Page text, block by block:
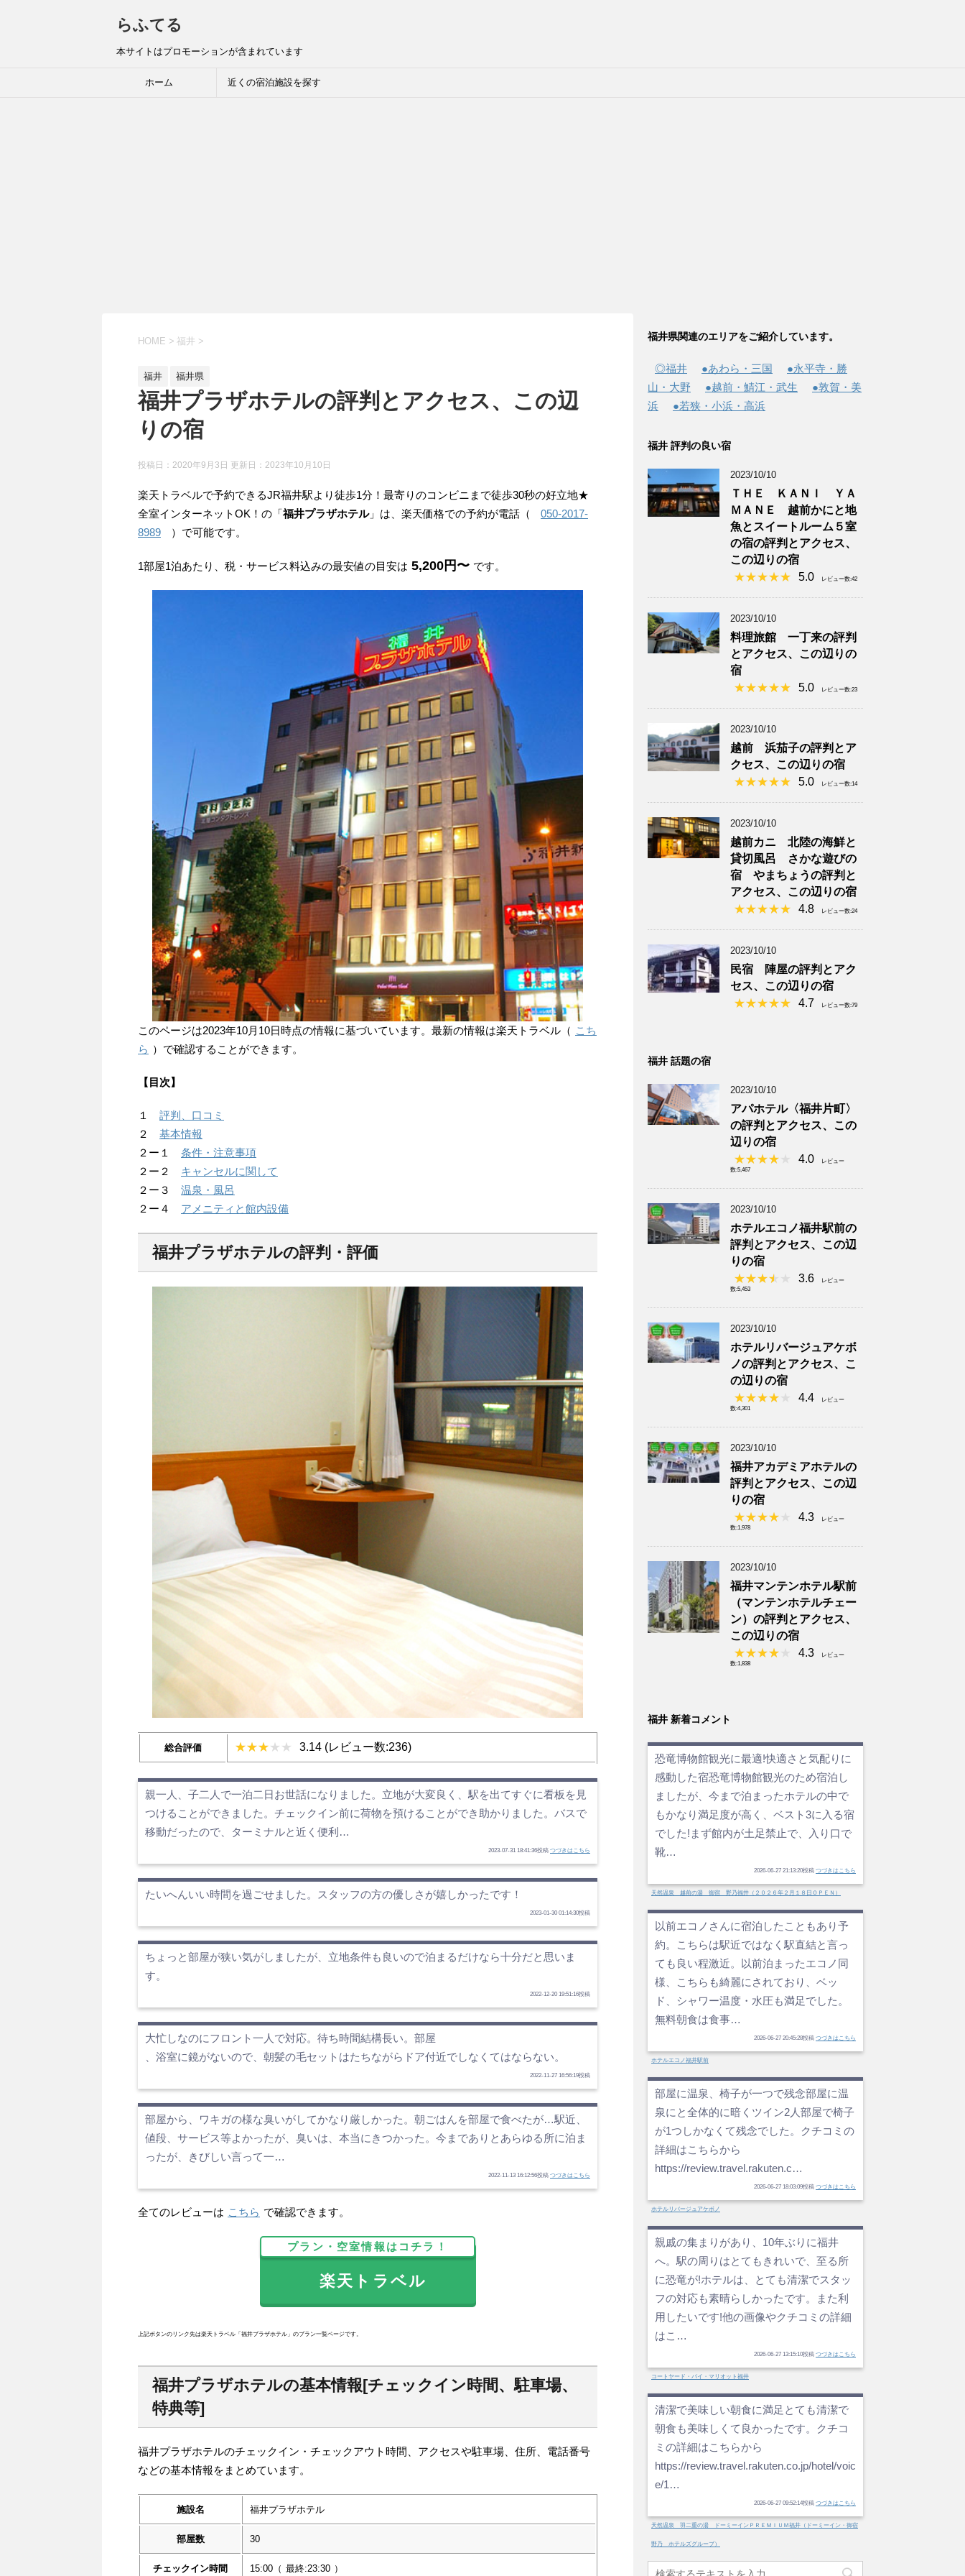
らふてる
本サイトはプロモーションが含まれています
ホーム 近くの宿泊施設を探す
HOME > 福井 >
福井 福井県
福井プラザホテルの評判とアクセス、この辺
りの宿
投稿日：2020年9月3日 更新日： 2023年10月10日
楽天トラベルで予約できるJR福井駅より徒歩1分！最寄りのコンビニまで徒歩30秒の好立地★
全室インターネットOK！の「福井プラザホテル」は、楽天価格での予約が電話（
050-2017-
8989
）で可能です。
1部屋1泊あたり、税・サービス料込みの最安値の目安は 5,200円〜 です。
このページは2023年10月10日時点の情報に基づいています。最新の情報は楽天トラベル（ こち
ら ）で確認することができます。
【目次】
１ 評判、口コミ
２ 基本情報
２ー１ 条件・注意事項
２ー２ キャンセルに関して
２ー３ 温泉・風呂
２ー４ アメニティと館内設備
福井プラザホテルの評判・評価
総合評価 3.14 (レビュー数:236)
親一人、子二人で一泊二日お世話になりました。立地が大変良く、駅を出てすぐに看板を見
つけることができました。チェックイン前に荷物を預けることができ助かりました。バスで
移動だったので、ターミナルと近く便利…
2023-07-31 18:41:36投稿 つづきはこちら
たいへんいい時間を過ごせました。スタッフの方の優しさが嬉しかったです！
2023-01-30 01:14:30投稿
ちょっと部屋が狭い気がしましたが、立地条件も良いので泊まるだけなら十分だと思いま
す。
2022-12-20 19:51:16投稿
大忙しなのにフロント一人で対応。待ち時間結構長い。部屋
、浴室に鏡がないので、朝髪の毛セットはたちながらドア付近でしなくてはならない。
2022-11-27 16:56:19投稿
部屋から、ワキガの様な臭いがしてかなり厳しかった。朝ごはんを部屋で食べたが…駅近、
値段、サービス等よかったが、臭いは、本当にきつかった。今までありとあらゆる所に泊ま
ったが、きびしい言って一…
2022-11-13 16:12:56投稿 つづきはこちら
全てのレビューは こちら で確認できます。
プラン・空室情報はコチラ！
楽天トラベル
上記ボタンのリンク先は楽天トラベル「福井プラザホテル」のプラン一覧ページです。
福井プラザホテルの基本情報[チェックイン時間、駐車場、
特典等]
福井プラザホテルのチェックイン・チェックアウト時間、アクセスや駐車場、住所、電話番号
などの基本情報をまとめています。
施設名 福井プラザホテル
部屋数 30
チェックイン時間 15:00 （ 最終:23:30 ）
福井県関連のエリアをご紹介しています。
◎福井 ●あわら・三国
●永平寺・勝
山・大野
●越前・鯖江・武生
●敦賀・美
浜
●若狭・小浜・高浜
福井 評判の良い宿
2023/10/10
ＴＨＥ ＫＡＮＩ ＹＡ
ＭＡＮＥ 越前かにと地
魚とスイートルーム５室
の宿の評判とアクセス、
この辺りの宿
5.0
レビュー数:42
2023/10/10
料理旅館 一丁来の評判
とアクセス、この辺りの
宿
5.0
レビュー数:23
2023/10/10
越前 浜茄子の評判とア
クセス、この辺りの宿
5.0
レビュー数:14
2023/10/10
越前カニ 北陸の海鮮と
貸切風呂 さかな遊びの
宿 やまちょうの評判と
アクセス、この辺りの宿
4.8
レビュー数:24
2023/10/10
民宿 陣屋の評判とアク
セス、この辺りの宿
4.7
レビュー数:79
福井 話題の宿
2023/10/10
アパホテル〈福井片町〉
の評判とアクセス、この
辺りの宿
4.0
レビュー
数:5,467
2023/10/10
ホテルエコノ福井駅前の
評判とアクセス、この辺
りの宿
3.6
レビュー
数:5,453
2023/10/10
ホテルリバージュアケボ
ノの評判とアクセス、こ
の辺りの宿
4.4
レビュー
数:4,301
2023/10/10
福井アカデミアホテルの
評判とアクセス、この辺
りの宿
4.3
レビュー
数:1,978
2023/10/10
福井マンテンホテル駅前
（マンテンホテルチェー
ン）の評判とアクセス、
この辺りの宿
4.3
レビュー
数:1,838
福井 新着コメント
恐竜博物館観光に最適!快適さと気配りに
感動した宿恐竜博物館観光のため宿泊し
ましたが、今まで泊まったホテルの中で
もかなり満足度が高く、ベスト3に入る宿
でした!まず館内が土足禁止で、入り口で
靴…
2026-06-27 21:13:20投稿 つづきはこちら
天然温泉 越前の湯 御宿 野乃福井（２０２６年２月１８日ＯＰＥＮ）
以前エコノさんに宿泊したこともあり予
約。こちらは駅近ではなく駅直結と言っ
ても良い程激近。以前泊まったエコノ同
様、こちらも綺麗にされており、ベッ
ド、シャワー温度・水圧も満足でした。
無料朝食は食事…
2026-06-27 20:45:28投稿 つづきはこちら
ホテルエコノ福井駅前
部屋に温泉、椅子が一つで残念部屋に温
泉にと全体的に暗くツイン2人部屋で椅子
が1つしかなくて残念でした。クチコミの
詳細はこちらから
https://review.travel.rakuten.c…
2026-06-27 18:03:09投稿 つづきはこちら
ホテルリバージュアケボノ
親戚の集まりがあり、10年ぶりに福井
へ。駅の周りはとてもきれいで、至る所
に恐竜が!ホテルは、とても清潔でスタッ
フの対応も素晴らしかったです。また利
用したいです!他の画像やクチコミの詳細
はこ…
2026-06-27 13:15:10投稿 つづきはこちら
コートヤード・バイ・マリオット福井
清潔で美味しい朝食に満足とても清潔で
朝食も美味しくて良かったです。クチコ
ミの詳細はこちらから
https://review.travel.rakuten.co.jp/hotel/voic
e/1…
2026-06-27 09:52:14投稿 つづきはこちら
天然温泉 羽二重の湯 ドーミーインＰＲＥＭＩＵＭ福井（ドーミーイン・御宿
野乃 ホテルズグループ）